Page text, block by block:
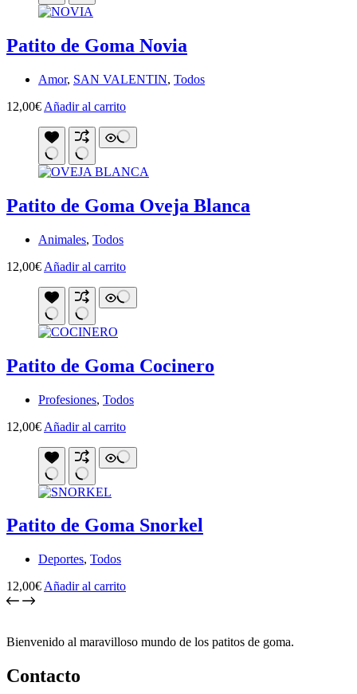
Patito de Goma Novia
Amor, SAN VALENTIN, Todos
12,00€ Añadir al carrito
Patito de Goma Oveja Blanca
Animales, Todos
12,00€ Añadir al carrito
Patito de Goma Cocinero
Profesiones, Todos
12,00€ Añadir al carrito
Patito de Goma Snorkel
Deportes, Todos
12,00€ Añadir al carrito
Bienvenido al maravilloso mundo de los patitos de goma.
Contacto